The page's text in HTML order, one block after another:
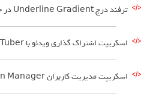
ترفند درج Underline Gradient در حالت Hover
اسکریپت اشتراک گذاری ویدئو با DooTuber فارسی نسخه 1
اسکریپت مدیریت کاربران Perfect Login Manager